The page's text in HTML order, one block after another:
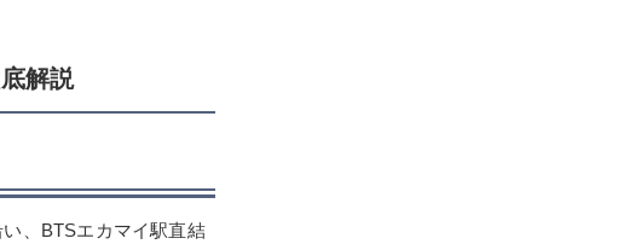
解説
、BTSエカマイ駅直結